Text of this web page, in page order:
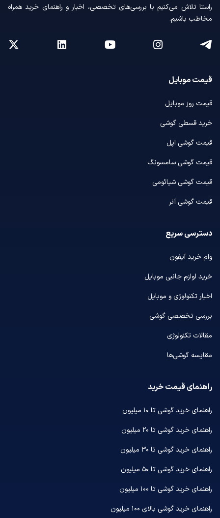
راستا تلاش می‌کنیم با بررسی‌های تخصصی، اخبار و راهنمای خرید همراه
مخاطب باشیم.
قیمت موبایل
قیمت روز موبایل
خرید قسطی گوشی
قیمت گوشی اپل
قیمت گوشی سامسونگ
قیمت گوشی شیائومی
قیمت گوشی آنر
دسترسی سریع
وام خرید آیفون
خرید لوازم جانبی موبایل
اخبار تکنولوژی و موبایل
بررسی تخصصی گوشی
مقالات تکنولوژی
مقایسه گوشی‌ها
راهنمای قیمت خرید
راهنمای خرید گوشی تا ۱۰ میلیون
راهنمای خرید گوشی تا ۲۰ میلیون
راهنمای خرید گوشی تا ۳۰ میلیون
راهنمای خرید گوشی تا ۵۰ میلیون
راهنمای خرید گوشی تا ۱۰۰ میلیون
راهنمای خرید گوشی بالای ۱۰۰ میلیون